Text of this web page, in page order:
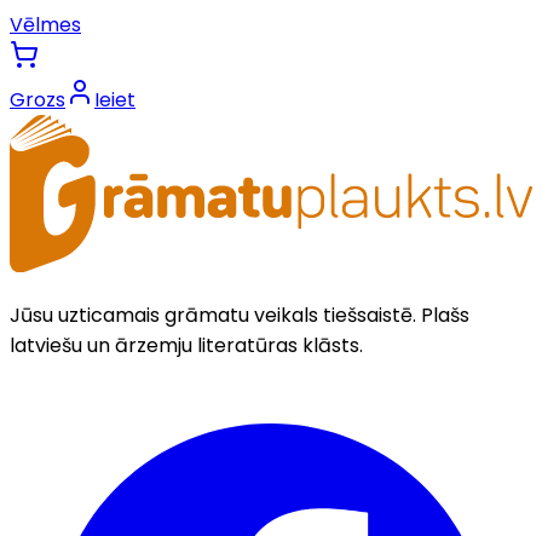
Vēlmes
Grozs Ieiet
Jūsu uzticamais grāmatu veikals tiešsaistē. Plašs
latviešu un ārzemju literatūras klāsts.